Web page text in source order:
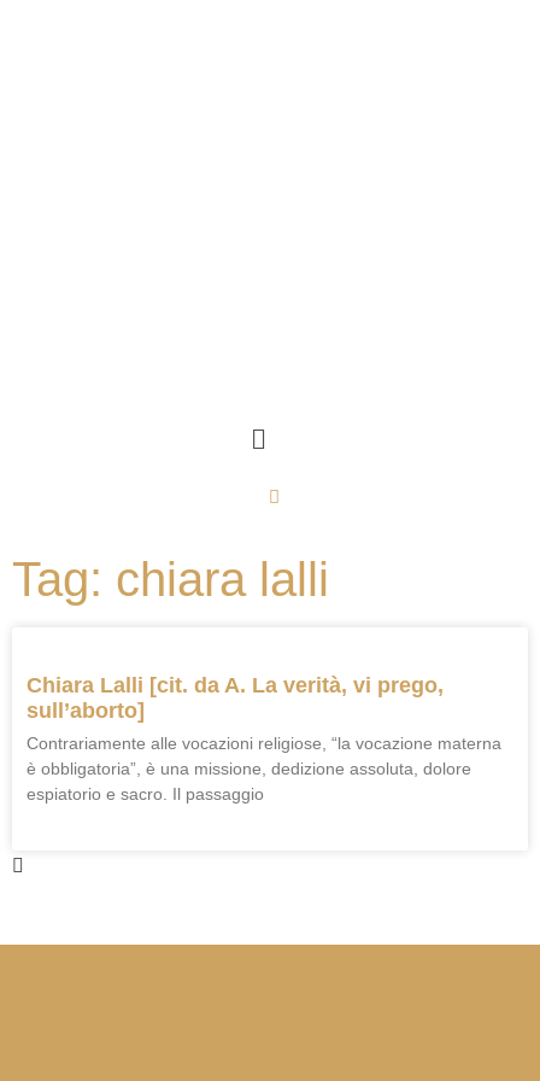
Tag: chiara lalli
Chiara Lalli [cit. da A. La verità, vi prego,
sull’aborto]
Contrariamente alle vocazioni religiose, “la vocazione materna
è obbligatoria”, è una missione, dedizione assoluta, dolore
espiatorio e sacro. Il passaggio